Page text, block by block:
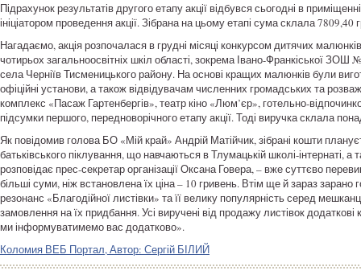
Підрахунок результатів другого етапу акції відбувся сьогодні в
ініціатором проведення акції. Зібрана на цьому етапі сума склала 7809,40
Нагадаємо, акція розпочалася в грудні місяці конкурсом дитячих
чотирьох загальноосвітніх шкіл області, зокрема Івано-Франкіської ЗОШ
села Черніїв Тисменицького району. На основі кращих малюнків були
офіційні установи, а також відвідувачам численних громадських та
комплекс «Пасаж Гартенбергів», театр кіно «Люм’єр», готельно-
підсумки першого, передноворічного етапу акції. Тоді виручка склала
Як повідомив голова БО «Мій край» Андрій Матійчик, зібрані кошти
батьківського піклування, що навчаються в Тлумацькій школі-інтернаті,
розповідає прес-секретар організації Оксана Говера, – вже суттєво
більші суми, ніж встановлена їх ціна – 10 гривень. Втім ще й зараз
резонанс «Благодійної листівки» та її велику популярність серед
замовлення на їх придбання. Усі виручені від продажу листівок
ми інформуватимемо вас додатково».
Коломия ВЕБ Портал, Автор: Сергій БІЛИЙ